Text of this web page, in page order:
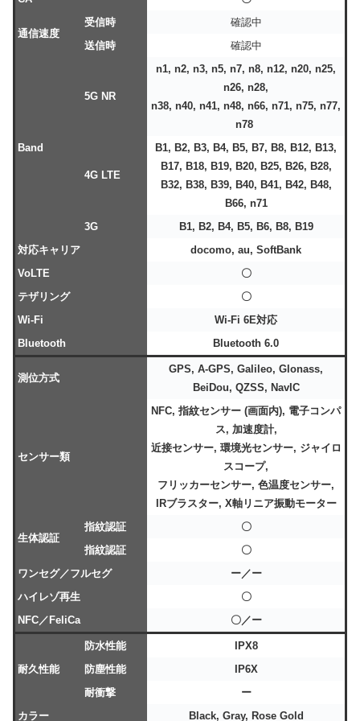
通信速度
受信時
確認中
送信時
確認中
Band
5G NR
n1, n2, n3, n5, n7, n8, n12, n20, n25,
n26, n28,
n38, n40, n41, n48, n66, n71, n75, n77,
n78
4G LTE
B1, B2, B3, B4, B5, B7, B8, B12, B13,
B17, B18, B19, B20, B25, B26, B28,
B32, B38, B39, B40, B41, B42, B48,
B66, n71
3G
B1, B2, B4, B5, B6, B8, B19
対応キャリア
docomo, au, SoftBank
VoLTE
〇
テザリング
〇
Wi-Fi
Wi-Fi 6E対応
Bluetooth
Bluetooth 6.0
測位方式
GPS, A-GPS, Galileo, Glonass,
BeiDou, QZSS, NavIC
センサー類
NFC, 指紋センサー (画面内), 電子コンパ
ス, 加速度計,
近接センサー, 環境光センサー, ジャイロ
スコープ,
フリッカーセンサー, 色温度センサー,
IRブラスター, X軸リニア振動モーター
生体認証
指紋認証
〇
指紋認証
〇
ワンセグ／フルセグ
ー／ー
ハイレゾ再生
〇
NFC／FeliCa
〇／ー
耐久性能
防水性能
IPX8
防塵性能
IP6X
耐衝撃
ー
カラー
Black, Gray, Rose Gold